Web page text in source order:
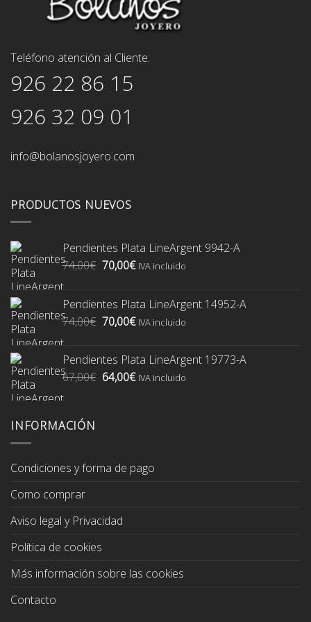
Teléfono atención al Cliente:
926 22 86 15
926 32 09 01
info@bolanosjoyero.com
PRODUCTOS NUEVOS
Pendientes Plata LineArgent 9942-A
74,00€ El
era:
74,00€.
70,00€El
es:
70,00€.
IVA incluido
Pendientes Plata LineArgent 14952-A
74,00€ El
era:
74,00€.
70,00€El
es:
70,00€.
IVA incluido
Pendientes Plata LineArgent 19773-A
67,00€ El
64,00€ElIVA incluido
INFORMACIÓN
Condiciones y forma de pago
Como comprar
Aviso legal y Privacidad
Política de cookies
Más información sobre las cookies
Contacto